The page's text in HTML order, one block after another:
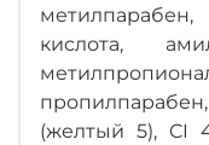
кислота,
(желтый 5), CI